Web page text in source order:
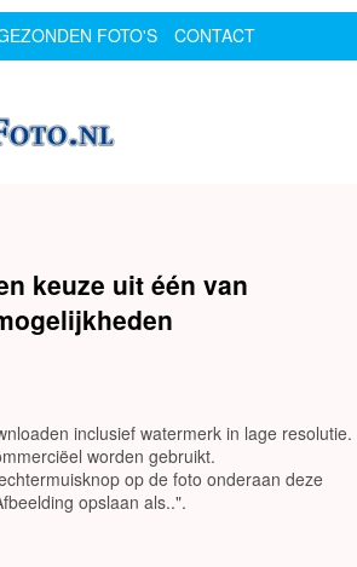
FOTO'S
CONTACT
keuze uit één van
inclusief watermerk in lage resolutie.
worden gebruikt.
op de foto onderaan deze
opslaan als..".